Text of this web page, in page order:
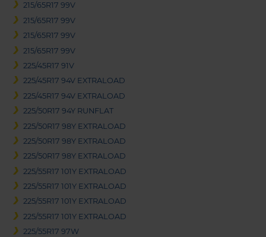
215/65R17 99V
215/65R17 99V
215/65R17 99V
215/65R17 99V
225/45R17 91V
225/45R17 94V EXTRALOAD
225/45R17 94V EXTRALOAD
225/50R17 94Y RUNFLAT
225/50R17 98Y EXTRALOAD
225/50R17 98Y EXTRALOAD
225/50R17 98Y EXTRALOAD
225/55R17 101Y EXTRALOAD
225/55R17 101Y EXTRALOAD
225/55R17 101Y EXTRALOAD
225/55R17 101Y EXTRALOAD
225/55R17 97W